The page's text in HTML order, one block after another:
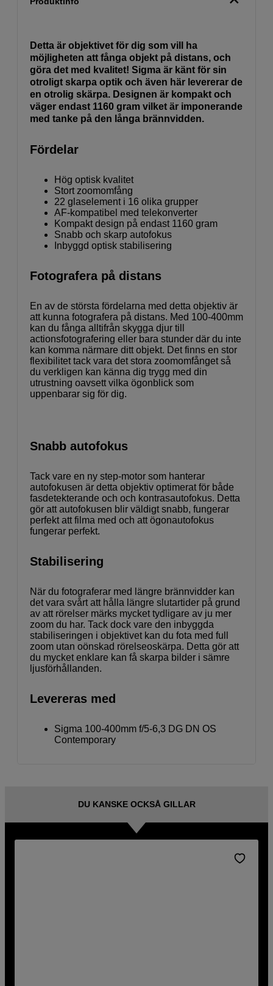
Detta är objektivet för dig som vill ha
möjligheten att fånga objekt på distans, och
göra det med kvalitet! Sigma är känt för sin
otroligt skarpa optik och även här levererar de
en otrolig skärpa. Designen är kompakt och
väger endast 1160 gram vilket är imponerande
med tanke på den långa brännvidden.
Fördelar
Hög optisk kvalitet
Stort zoomomfång
22 glaselement i 16 olika grupper
AF-kompatibel med telekonverter
Kompakt design på endast 1160 gram
Snabb och skarp autofokus
Inbyggd optisk stabilisering
Fotografera på distans
En av de största fördelarna med detta objektiv är
att kunna fotografera på distans. Med 100-400mm
kan du fånga alltifrån skygga djur till
actionsfotografering eller bara stunder där du inte
kan komma närmare ditt objekt. Det finns en stor
flexibilitet tack vara det stora zoomomfånget så
du verkligen kan känna dig trygg med din
utrustning oavsett vilka ögonblick som
uppenbarar sig för dig.
Snabb autofokus
Tack vare en ny step-motor som hanterar
autofokusen är detta objektiv optimerat för både
fasdetekterande och och kontrasautofokus. Detta
gör att autofokusen blir väldigt snabb, fungerar
perfekt att filma med och att ögonautofokus
fungerar perfekt.
Stabilisering
När du fotograferar med längre brännvidder kan
det vara svårt att hålla längre slutartider på grund
av att rörelser märks mycket tydligare av ju mer
zoom du har. Tack dock vare den inbyggda
stabiliseringen i objektivet kan du fota med full
zoom utan oönskad rörelseoskärpa. Detta gör att
du mycket enklare kan få skarpa bilder i sämre
ljusförhållanden.
Levereras med
Sigma 100-400mm f/5-6,3 DG DN OS
Contemporary
DU KANSKE OCKSÅ GILLAR